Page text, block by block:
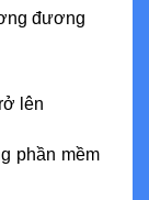
đương
lên
phần mềm